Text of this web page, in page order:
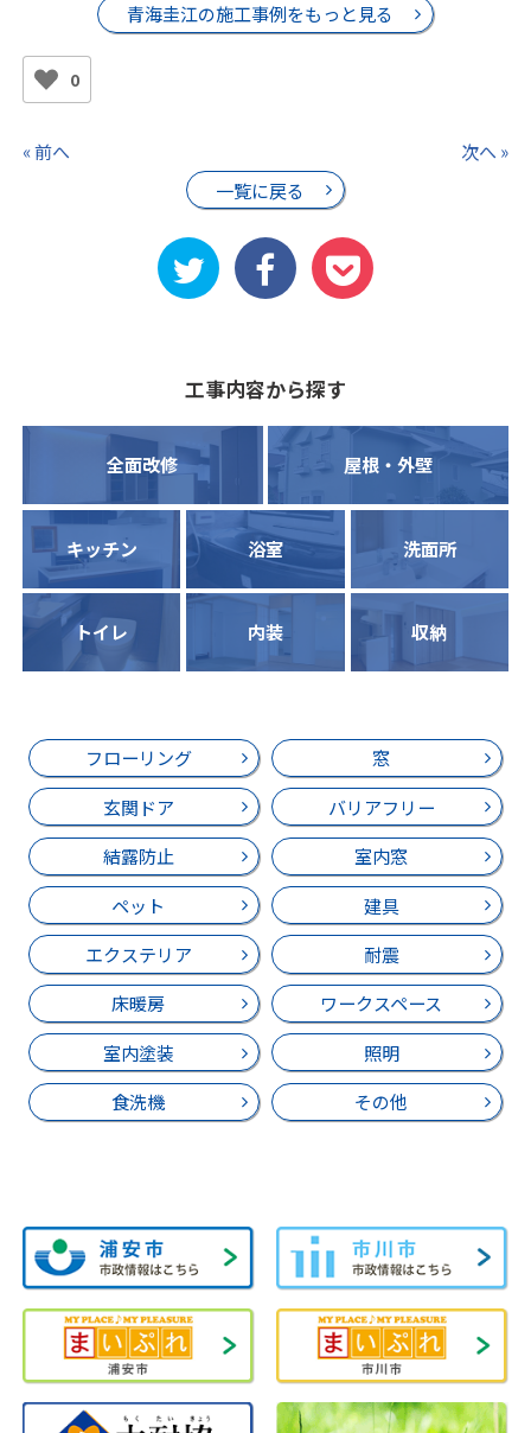
青海圭江の施工事例をもっと見る
0
« 前へ
一覧に戻る
次へ »
工事内容から探す
全面改修 屋根・外壁
キッチン 浴室 洗面所
トイレ 内装 収納
フローリング
窓
玄関ドア
バリアフリー
結露防止
室内窓
ペット
建具
エクステリア
耐震
床暖房
ワークスペース
室内塗装
照明
食洗機
その他